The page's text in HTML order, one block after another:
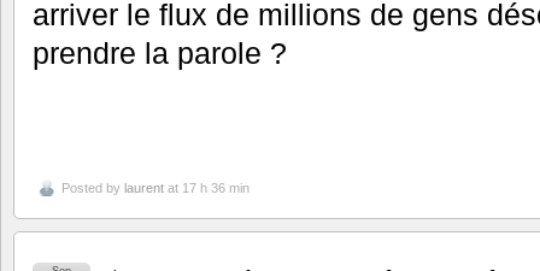
arriver le flux de millions de gens
prendre la parole ?
Posted by laurent at 17 h 36 min